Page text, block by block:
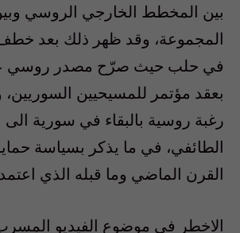
بين المخطط الخارجي الروسي
المجموعة، وقد ظهر ذلك بعد
في حلب حيث صرّح مصدر روسي
بعقد مؤتمر للمسيحيين
رغبة روسية بالبقاء في سورية الى
الطائفي، في ما يذكر بسياسة
القرن الماضي وما قبله الذي
الاخطر في موضوع الفيديو